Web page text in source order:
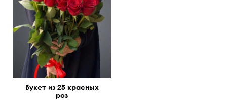
50 см 30 см
Букет из 25 красных
роз